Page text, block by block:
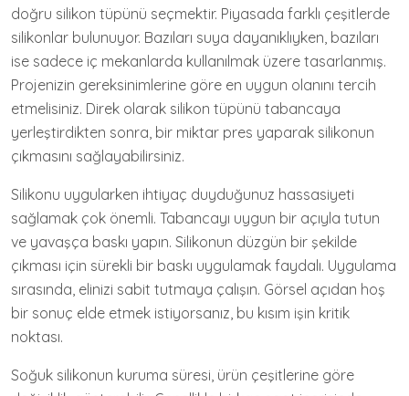
doğru silikon tüpünü seçmektir. Piyasada farklı çeşitlerde
silikonlar bulunuyor. Bazıları suya dayanıklıyken, bazıları
ise sadece iç mekanlarda kullanılmak üzere tasarlanmış.
Projenizin gereksinimlerine göre en uygun olanını tercih
etmelisiniz. Direk olarak silikon tüpünü tabancaya
yerleştirdikten sonra, bir miktar pres yaparak silikonun
çıkmasını sağlayabilirsiniz.
Silikonu uygularken ihtiyaç duyduğunuz hassasiyeti
sağlamak çok önemli. Tabancayı uygun bir açıyla tutun
ve yavaşça baskı yapın. Silikonun düzgün bir şekilde
çıkması için sürekli bir baskı uygulamak faydalı. Uygulama
sırasında, elinizi sabit tutmaya çalışın. Görsel açıdan hoş
bir sonuç elde etmek istiyorsanız, bu kısım işin kritik
noktası.
Soğuk silikonun kuruma süresi, ürün çeşitlerine göre